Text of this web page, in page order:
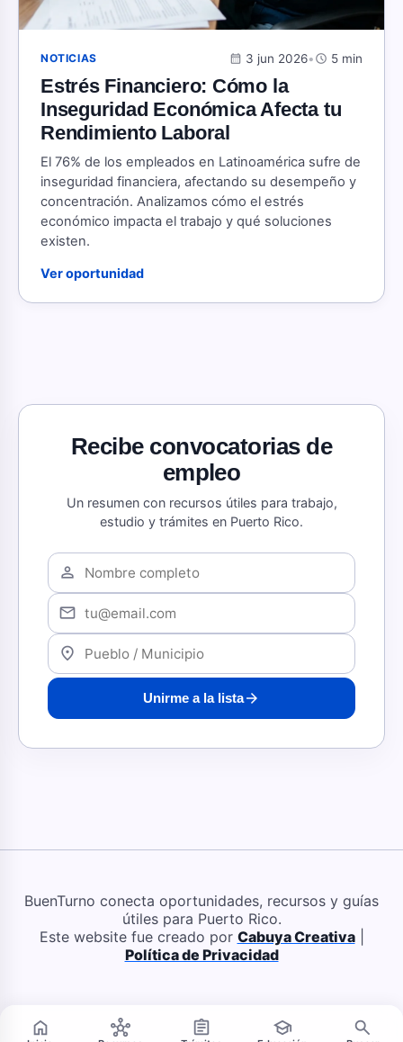
home hub assignment school search
NOTICIAS calendar_month 3 jun 2026•schedule 5 min
Estrés Financiero: Cómo la
Inseguridad Económica Afecta tu
Rendimiento Laboral
El 76% de los empleados en Latinoamérica sufre de
inseguridad financiera, afectando su desempeño y
concentración. Analizamos cómo el estrés
económico impacta el trabajo y qué soluciones
existen.
Ver oportunidad
Recibe convocatorias de
empleo
Un resumen con recursos útiles para trabajo,
estudio y trámites en Puerto Rico.
person
mail
location_on
Unirme a la listaarrow_forward
BuenTurno conecta oportunidades, recursos y guías
útiles para Puerto Rico.
Este website fue creado por Cabuya Creativa|
Política de Privacidad